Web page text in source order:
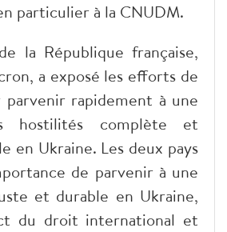
particulier à la CNUDM.
la République française,
a exposé les efforts de
parvenir rapidement à une
hostilités complète et
en Ukraine. Les deux pays
de parvenir à une
et durable en Ukraine,
du droit international et